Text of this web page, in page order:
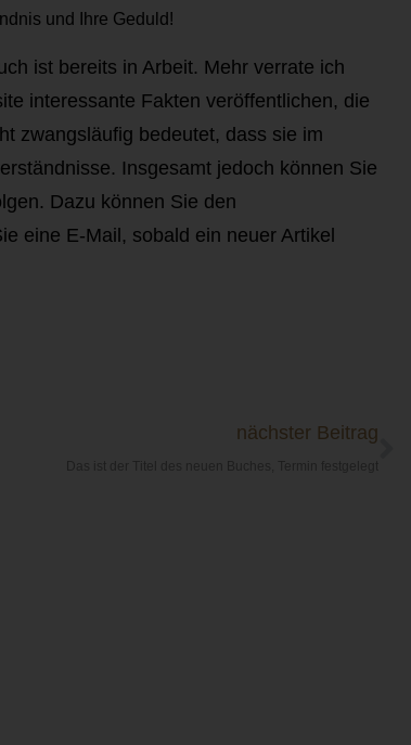
und Ihre Geduld!
ist bereits in Arbeit. Mehr verrate ich
interessante Fakten veröffentlichen, die
zwangsläufig bedeutet, dass sie im
Insgesamt jedoch können Sie
Dazu können Sie den
eine E-Mail, sobald ein neuer Artikel
nächster Beitrag